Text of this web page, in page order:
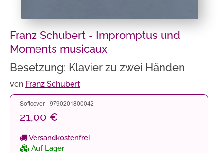
Franz Schubert - Impromptus und
Moments musicaux
Besetzung: Klavier zu zwei Händen
von Franz Schubert
Softcover - 9790201800042
21,00 €
Versandkostenfrei
Auf Lager